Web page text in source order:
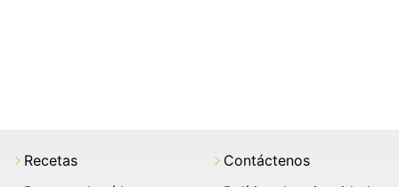
Recetas
Contáctenos